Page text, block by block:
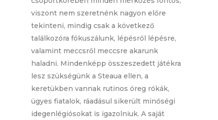
viszont nem szeretnénk nagyon előre
tekinteni, mindig csak a következő
találkozóra fókuszálunk, lépésről lépésre,
valamint meccsről meccsre akarunk
haladni. Mindenképp összeszedett játékra
lesz szükségünk a Steaua ellen, a
keretükben vannak rutinos öreg rókák,
ügyes fiatalok, ráadásul sikerült minőségi
idegenlégiósokat is igazolniuk. A saját